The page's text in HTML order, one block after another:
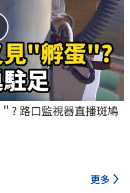
? 路口監視器直播斑鳩
更多